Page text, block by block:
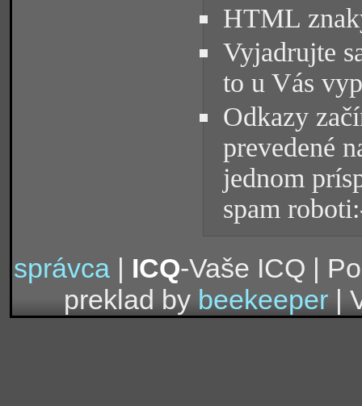
HTML
Vyjadrujte
to u Vás
Odkazy
prevedené
jednom
spam
správca| ICQ-Vaše ICQ |
preklad by beekeeper |